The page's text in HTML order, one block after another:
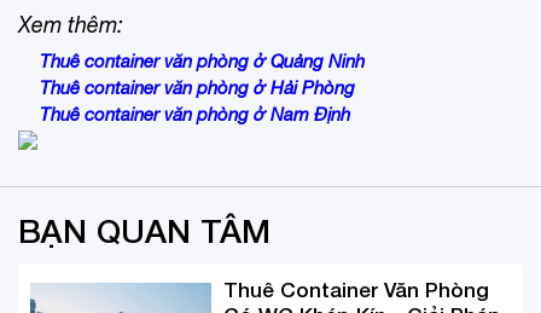
Xem thêm:
Thuê container văn phòng ở Quảng Ninh
Thuê container văn phòng ở Hải Phòng
Thuê container văn phòng ở Nam Định
BẠN QUAN TÂM
Thuê Container Văn Phòng